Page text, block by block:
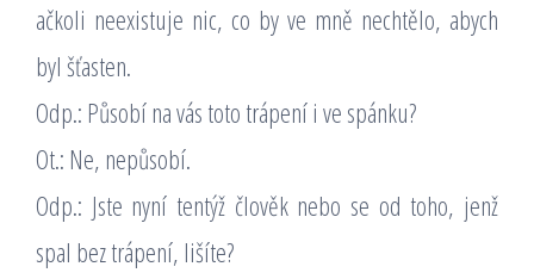
ačkoli neexistuje nic, co by ve mně nechtělo, abych
byl šťasten.
Odp.: Působí na vás toto trápení i ve spánku?
Ot.: Ne, nepůsobí.
Odp.: Jste nyní tentýž člověk nebo se od toho, jenž
spal bez trápení, lišíte?